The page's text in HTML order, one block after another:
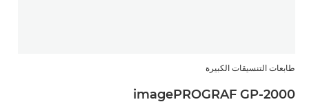
طابعات التنسيقات الكبيرة
imagePROGRAF GP-2000